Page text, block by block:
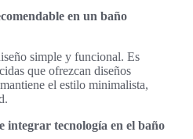
en un baño
simple y funcional. Es
que ofrezcan diseños
el estilo minimalista,
integrar tecnología en el baño